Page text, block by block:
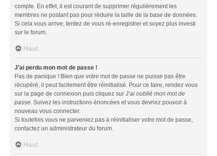
compte. En effet, il est courant de supprimer régulièrement les
membres ne postant pas pour réduire la taille de la base de données.
Si cela vous arrive, tentez de vous ré-enregistrer et soyez plus investi
sur le forum.
Haut
J’ai perdu mon mot de passe !
Pas de panique ! Bien que votre mot de passe ne puisse pas être
récupéré, il peut facilement être réinitialisé. Pour ce faire, rendez vous
sur la page de connexion puis cliquez sur J’ai oublié mon mot de
passe . Suivez les instructions énoncées et vous devriez pouvoir à
nouveau vous connecter.
Si toutefois vous ne parveniez pas à réinitialiser votre mot de passe,
contactez un administrateur du forum.
Haut